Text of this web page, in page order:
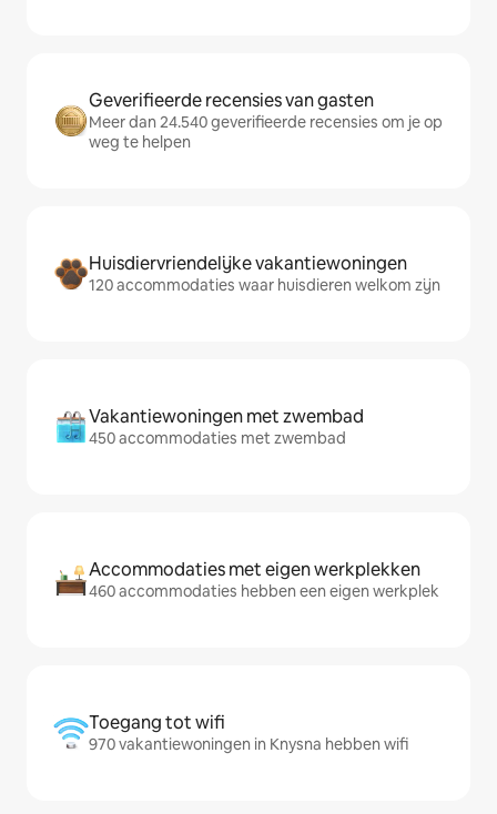
Geverifieerde recensies van gasten
Meer dan 24.540 geverifieerde recensies om je op
weg te helpen
Huisdiervriendelijke vakantiewoningen
120 accommodaties waar huisdieren welkom zijn
Vakantiewoningen met zwembad
450 accommodaties met zwembad
Accommodaties met eigen werkplekken
460 accommodaties hebben een eigen werkplek
Toegang tot wifi
970 vakantiewoningen in Knysna hebben wifi